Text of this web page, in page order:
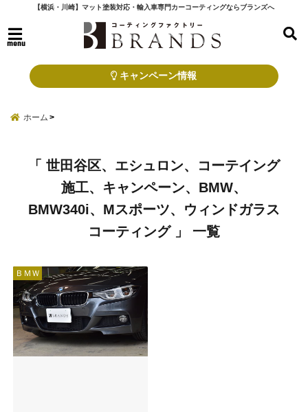
【横浜・川崎】マット塗装対応・輸入車専門カーコーティングならブランズへ
menu
キャンペーン情報
ホーム
「 世田谷区、エシュロン、コーテイング
施工、キャンペーン、BMW、
BMW340i、Mスポーツ、ウィンドガラス
コーティング 」 一覧
ＢＭＷ